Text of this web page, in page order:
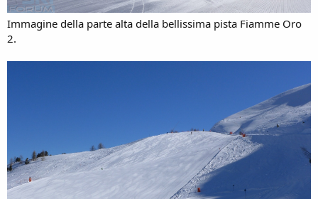
Immagine della parte alta della bellissima pista Fiamme Oro
2.